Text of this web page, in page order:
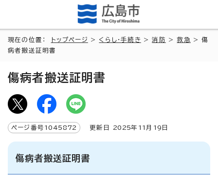
現在の位置： トップページ > くらし・手続き >消防 >救急
> 傷
病者搬送証明書
傷病者搬送証明書
ページ番号 1045872 更新日 2025年 11 月 19 日
傷病者搬送証明書